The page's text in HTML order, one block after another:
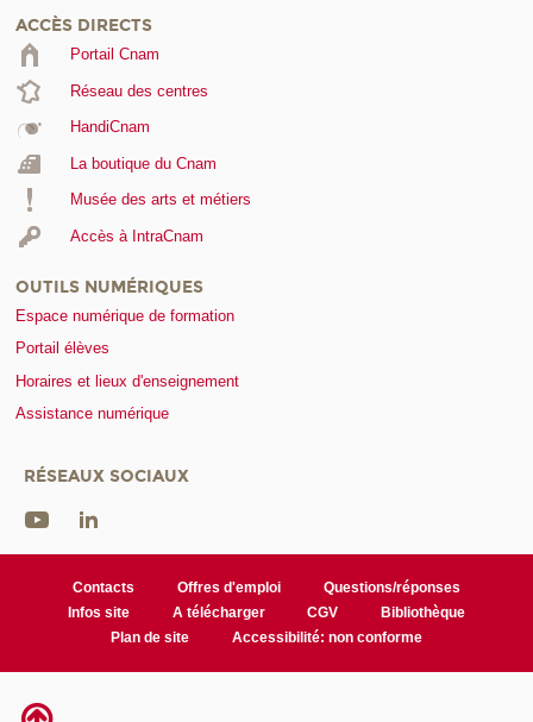
ACCÈS DIRECTS
Portail Cnam
Réseau des centres
HandiCnam
La boutique du Cnam
Musée des arts et métiers
Accès à IntraCnam
OUTILS NUMÉRIQUES
Espace numérique de formation
Portail élèves
Horaires et lieux d'enseignement
Assistance numérique
RÉSEAUX SOCIAUX
Contacts Offres d'emploi
Questions/réponses
Infos site
A télécharger CGV
Bibliothèque
Plan de site
Accessibilité: non conforme